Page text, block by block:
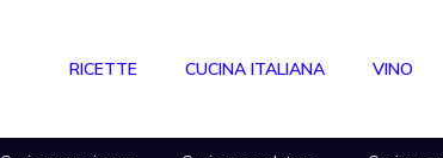
RICETTE CUCINA ITALIANA VINO